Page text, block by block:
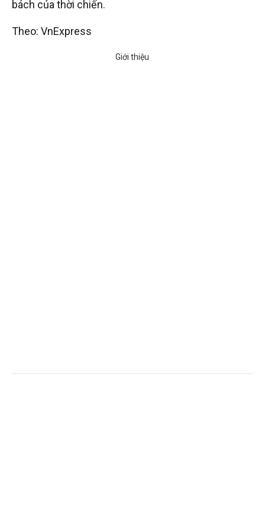
bách của thời chiến.
Theo: VnExpress